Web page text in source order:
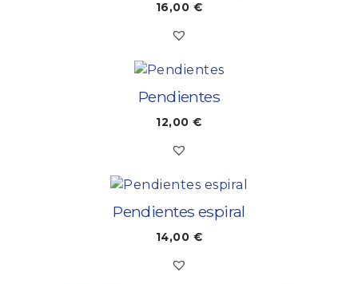
16,00 €
Pendientes
12,00€
Pendientes espiral
14,00 €